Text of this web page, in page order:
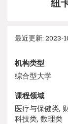
纽
最近更新: 2023-
机构类型
综合型大学
课程领域
医疗与保健类,
科技类, 数理类